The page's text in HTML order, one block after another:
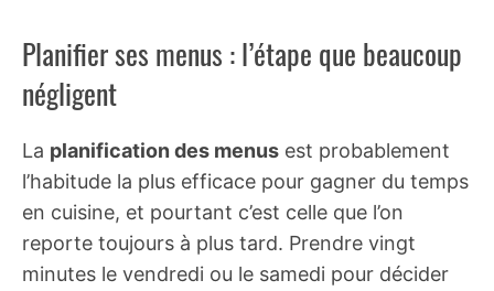
Planifier ses menus : l’étape que beaucoup
négligent
La planification des menus est probablement
l’habitude la plus efficace pour gagner du temps
en cuisine, et pourtant c’est celle que l’on
reporte toujours à plus tard. Prendre vingt
minutes le vendredi ou le samedi pour décider